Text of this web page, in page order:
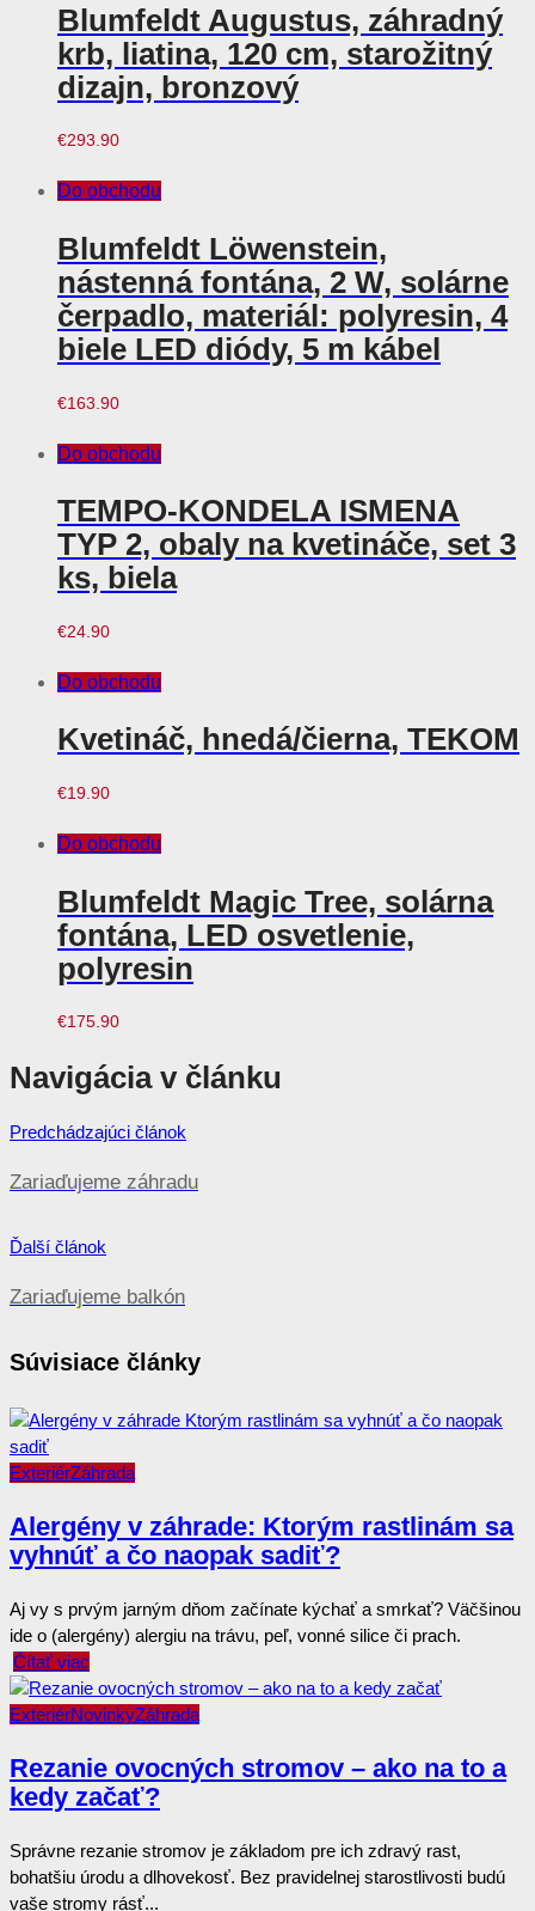
Blumfeldt Augustus, záhradný
krb, liatina, 120 cm, starožitný
dizajn, bronzový
€293.90
Do obchodu
Blumfeldt Löwenstein,
nástenná fontána, 2 W, solárne
čerpadlo, materiál: polyresin, 4
biele LED diódy, 5 m kábel
€163.90
Do obchodu
TEMPO-KONDELA ISMENA
TYP 2, obaly na kvetináče, set 3
ks, biela
€24.90
Do obchodu
Kvetináč, hnedá/čierna, TEKOM
€19.90
Do obchodu
Blumfeldt Magic Tree, solárna
fontána, LED osvetlenie,
polyresin
€175.90
Navigácia v článku
Predchádzajúci článok
Zariaďujeme záhradu
Ďalší článok
Zariaďujeme balkón
Súvisiace články
ExteriérZáhrada
Alergény v záhrade: Ktorým rastlinám sa
vyhnúť a čo naopak sadiť?
Aj vy s prvým jarným dňom začínate kýchať a smrkať? Väčšinou
ide o (alergény) alergiu na trávu, peľ, vonné silice či prach.
Čítať viac
ExteriérNovinkyZáhrada
Rezanie ovocných stromov – ako na to a
kedy začať?
Správne rezanie stromov je základom pre ich zdravý rast,
bohatšiu úrodu a dlhovekosť. Bez pravidelnej starostlivosti budú
vaše stromy rásť...